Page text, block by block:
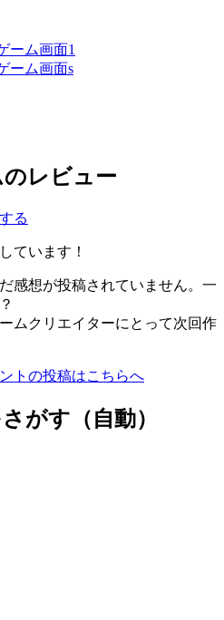
レビュー
る
ています！
感想が投稿されていません。一
ムクリエイターにとって次回作
トの投稿はこちらへ
がす（自動）